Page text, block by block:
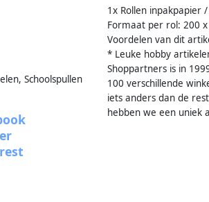
1x Rollen inpakpapier
Formaat per rol: 200
Voordelen van dit
* Leuke hobby
Shoppartners is in
100 verschillende
iets anders dan de
hebben we een uniek
Schoolspullen